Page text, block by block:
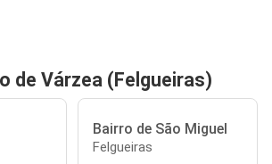
de Várzea (Felgueiras)
Bairro de São Miguel
Felgueiras